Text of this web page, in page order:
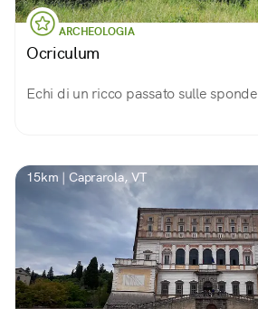
ARCHEOLOGIA
Ocriculum
Echi di un ricco passato sulle
15km | Caprarola, VT